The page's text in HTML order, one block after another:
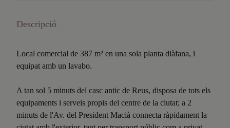
Descripció
Local comercial de 387 m² en una sola planta diàfana, i
equipat amb un lavabo.
A tan sol 5 minuts del casc antic de Reus, disposa de tots els
equipaments i serveis propis del centre de la ciutat; a 2
minuts de l'Av. del President Macià connecta ràpidament la